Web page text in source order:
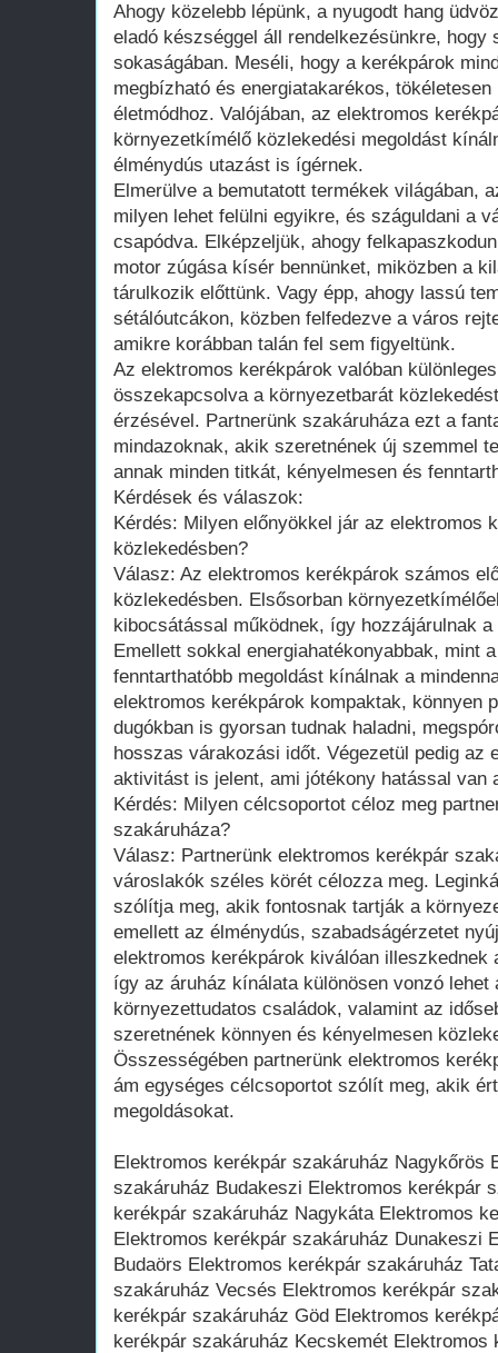
Ahogy közelebb lépünk, a nyugodt hang
eladó készséggel áll rendelkezésünkre,
sokaságában. Meséli, hogy a kerékpárok
megbízható és energiatakarékos,
életmódhoz. Valójában, az elektromos
környezetkímélő közlekedési megoldást
élménydús utazást is ígérnek.
Elmerülve a bemutatott termékek világában,
milyen lehet felülni egyikre, és száguldani a
csapódva. Elképzeljük, ahogy
motor zúgása kísér bennünket, miközben a
tárulkozik előttünk. Vagy épp, ahogy lassú
sétálóutcákon, közben felfedezve a város
amikre korábban talán fel sem figyeltünk.
Az elektromos kerékpárok valóban
összekapcsolva a környezetbarát
érzésével. Partnerünk szakáruháza ezt a
mindazoknak, akik szeretnének új szemmel
annak minden titkát, kényelmesen és
Kérdések és válaszok:
Kérdés: Milyen előnyökkel jár az elektromos
közlekedésben?
Válasz: Az elektromos kerékpárok számos
közlekedésben. Elsősorban
kibocsátással működnek, így hozzájárulnak
Emellett sokkal energiahatékonyabbak, mint
fenntarthatóbb megoldást kínálnak a
elektromos kerékpárok kompaktak, könnyen
dugókban is gyorsan tudnak haladni,
hosszas várakozási időt. Végezetül pedig az
aktivitást is jelent, ami jótékony hatással van
Kérdés: Milyen célcsoportot céloz meg
szakáruháza?
Válasz: Partnerünk elektromos kerékpár
városlakók széles körét célozza meg.
szólítja meg, akik fontosnak tartják a
emellett az élménydús, szabadságérzetet
elektromos kerékpárok kiválóan illeszkednek
így az áruház kínálata különösen vonzó
környezettudatos családok, valamint az
szeretnének könnyen és kényelmesen
Összességében partnerünk elektromos
ám egységes célcsoportot szólít meg, akik
megoldásokat.
Elektromos kerékpár szakáruház Nagykőrös
szakáruház Budakeszi Elektromos kerékpár
kerékpár szakáruház Nagykáta Elektromos
Elektromos kerékpár szakáruház Dunakeszi
Budaörs Elektromos kerékpár szakáruház
szakáruház Vecsés Elektromos kerékpár
kerékpár szakáruház Göd Elektromos
kerékpár szakáruház Kecskemét Elektromos